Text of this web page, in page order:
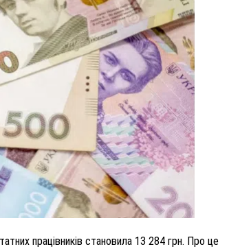
працівників становила 13 284 грн. Про це
ПОРАНЕНЬ, ОТРИМАНИХ НА ВІЙНІ,
ВОЇН ЮРІЙ ВОЙТИК
2025 0